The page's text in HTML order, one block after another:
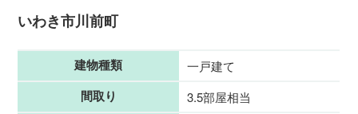
いわき市川前町
建物種類 一戸建て
間取り 3.5部屋相当